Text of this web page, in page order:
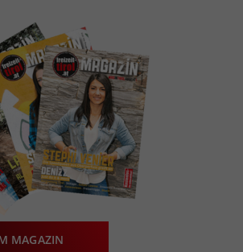
MAGAZIN